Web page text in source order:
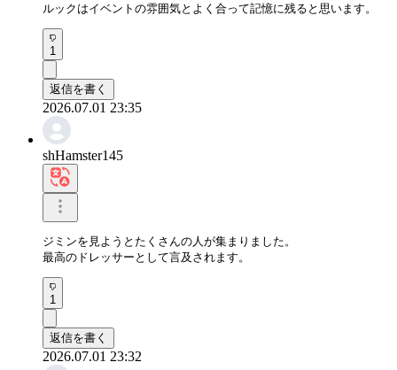
ルックはイベントの雰囲気とよく合って記憶に残ると思います。
1
返信を書く
2026.07.01 23:35
shHamster145
ジミンを見ようとたくさんの人が集まりました。
最高のドレッサーとして言及されます。
1
返信を書く
2026.07.01 23:32